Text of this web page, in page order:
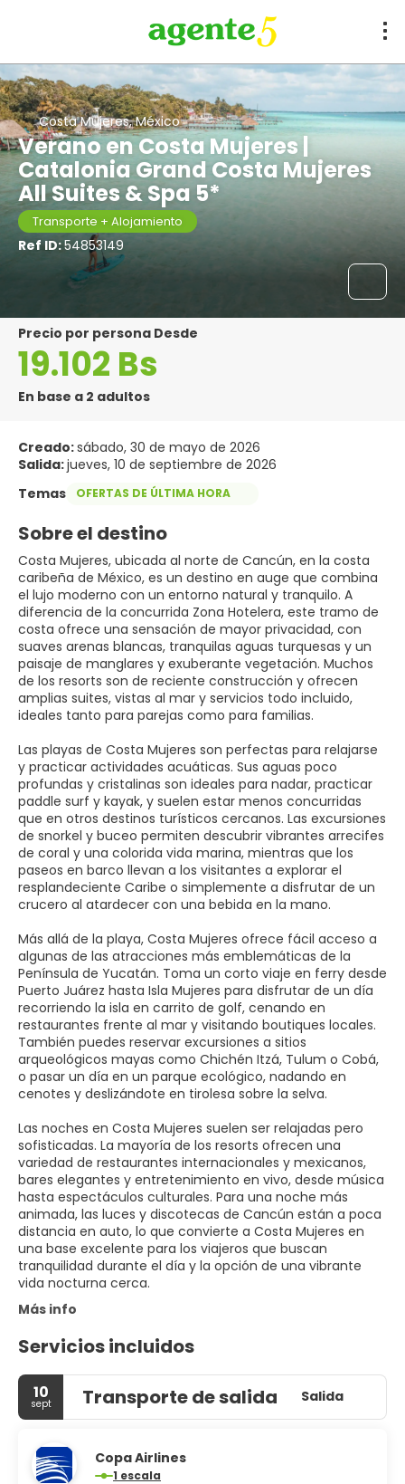
Costa Mujeres, México
Verano en Costa Mujeres |
Catalonia Grand Costa Mujeres
All Suites & Spa 5*
Transporte + Alojamiento
Ref ID:54853149
precio por persona Desde
19.102 Bs
En base a 2 adultos
Creado:sábado, 30 de mayo de 2026
Salida:jueves, 10 de septiembre de 2026
Temas
OFERTAS DE ÚLTIMA HORA
Sobre el destino
Costa Mujeres, ubicada al norte de Cancún, en la costa
caribeña de México, es un destino en auge que combina
el lujo moderno con un entorno natural y tranquilo. A
diferencia de la concurrida Zona Hotelera, este tramo de
costa ofrece una sensación de mayor privacidad, con
suaves arenas blancas, tranquilas aguas turquesas y un
paisaje de manglares y exuberante vegetación. Muchos
de los resorts son de reciente construcción y ofrecen
amplias suites, vistas al mar y servicios todo incluido,
ideales tanto para parejas como para familias.
Las playas de Costa Mujeres son perfectas para relajarse
y practicar actividades acuáticas. Sus aguas poco
profundas y cristalinas son ideales para nadar, practicar
paddle surf y kayak, y suelen estar menos concurridas
que en otros destinos turísticos cercanos. Las excursiones
de snorkel y buceo permiten descubrir vibrantes arrecifes
de coral y una colorida vida marina, mientras que los
paseos en barco llevan a los visitantes a explorar el
resplandeciente Caribe o simplemente a disfrutar de un
crucero al atardecer con una bebida en la mano.
Más allá de la playa, Costa Mujeres ofrece fácil acceso a
algunas de las atracciones más emblemáticas de la
Península de Yucatán. Toma un corto viaje en ferry desde
Puerto Juárez hasta Isla Mujeres para disfrutar de un día
recorriendo la isla en carrito de golf, cenando en
restaurantes frente al mar y visitando boutiques locales.
También puedes reservar excursiones a sitios
arqueológicos mayas como Chichén Itzá, Tulum o Cobá,
o pasar un día en un parque ecológico, nadando en
cenotes y deslizándote en tirolesa sobre la selva.
Las noches en Costa Mujeres suelen ser relajadas pero
sofisticadas. La mayoría de los resorts ofrecen una
variedad de restaurantes internacionales y mexicanos,
bares elegantes y entretenimiento en vivo, desde música
hasta espectáculos culturales. Para una noche más
animada, las luces y discotecas de Cancún están a poca
distancia en auto, lo que convierte a Costa Mujeres en
una base excelente para los viajeros que buscan
tranquilidad durante el día y la opción de una vibrante
vida nocturna cerca.
Más info
Servicios incluidos
10
sept Transporte de salida Salida
Copa Airlines
1 escala